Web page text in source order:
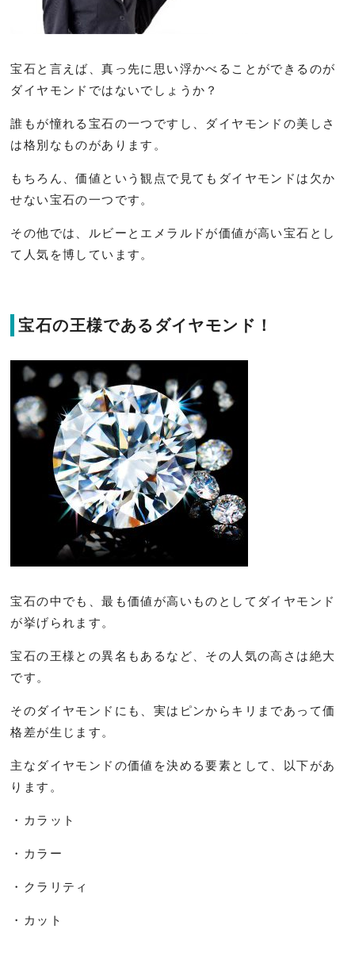
宝石と言えば、真っ先に思い浮かべることができるのが
ダイヤモンドではないでしょうか？
誰もが憧れる宝石の一つですし、ダイヤモンドの美しさ
は格別なものがあります。
もちろん、価値という観点で見てもダイヤモンドは欠か
せない宝石の一つです。
その他では、ルビーとエメラルドが価値が高い宝石とし
て人気を博しています。
宝石の王様であるダイヤモンド！
宝石の中でも、最も価値が高いものとしてダイヤモンド
が挙げられます。
宝石の王様との異名もあるなど、その人気の高さは絶大
です。
そのダイヤモンドにも、実はピンからキリまであって価
格差が生じます。
主なダイヤモンドの価値を決める要素として、以下があ
ります。
・カラット
・カラー
・クラリティ
・カット